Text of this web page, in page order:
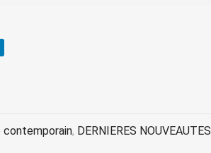
contemporain, DERNIERES NOUVEAUTES